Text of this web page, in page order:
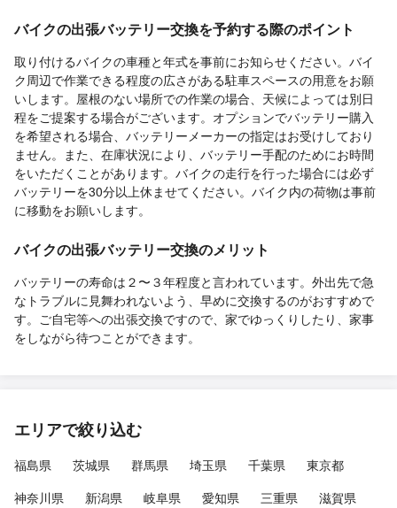
バイクの出張バッテリー交換を予約する際のポイント
取り付けるバイクの車種と年式を事前にお知らせください。バイ
ク周辺で作業できる程度の広さがある駐車スペースの用意をお願
いします。屋根のない場所での作業の場合、天候によっては別日
程をご提案する場合がございます。オプションでバッテリー購入
を希望される場合、バッテリーメーカーの指定はお受けしており
ません。また、在庫状況により、バッテリー手配のためにお時間
をいただくことがあります。バイクの走行を行った場合には必ず
バッテリーを30分以上休ませてください。バイク内の荷物は事前
に移動をお願いします。
バイクの出張バッテリー交換のメリット
バッテリーの寿命は２〜３年程度と言われています。外出先で急
なトラブルに見舞われないよう、早めに交換するのがおすすめで
す。ご自宅等への出張交換ですので、家でゆっくりしたり、家事
をしながら待つことができます。
エリアで絞り込む
福島県 茨城県 群馬県 埼玉県 千葉県
東京都
神奈川県
新潟県 岐阜県 愛知県 三重県
滋賀県